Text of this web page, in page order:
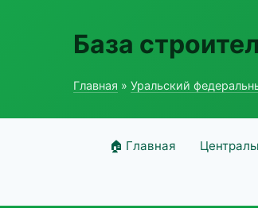
База
Главная » Уральский
🏠 Главная